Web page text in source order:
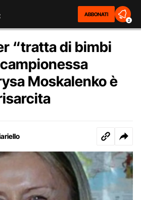
ABBONATI
2
“tratta di bimbi
Moskalenko è